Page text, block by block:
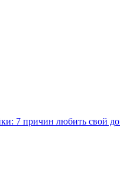
7 причин любить свой